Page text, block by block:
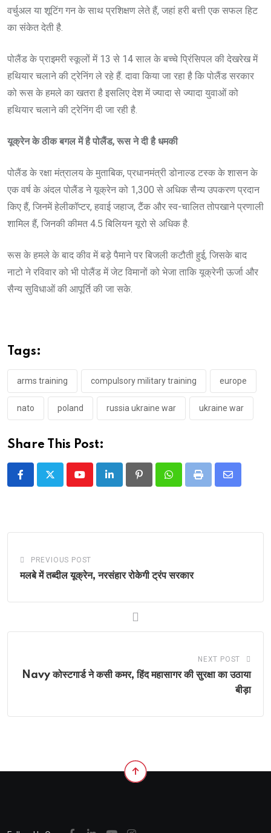
वर्चुअल या शूटिंग गन के साथ प्रशिक्षण लेते हैं, जहां हरी बत्ती एक सफल हिट
का संकेत देती है.
पोलैंड के प्राइमरी स्कूलों में 13 से 14 साल के बच्चे प्रिंसिपल की देखरेख में
हथियार चलाने की ट्रेनिंग ले रहे हैं. दावा किया जा रहा है कि पोलैंड सरकार
को रूस के हमले का खतरा है इसलिए देश में ज्यादा से ज्यादा युवाओं को
हथियार चलाने की ट्रेनिंग दी जा रही है.
यूक्रेन के ठीक बगल में है पोलैंड, रूस ने दी है धमकी
पोलैंड के रक्षा मंत्रालय के मुताबिक, प्रधानमंत्री डोनाल्ड टस्क के शासन के
एक वर्ष के अंदल पोलैंड ने यूक्रेन को 1,300 से अधिक सैन्य उपकरण प्रदान
किए हैं, जिनमें हेलीकॉप्टर, हवाई जहाज, टैंक और स्व-चालित तोपखाने प्रणाली
शामिल हैं, जिनकी कीमत 4.5 बिलियन यूरो से अधिक है.
रूस के हमले के बाद कीव में बड़े पैमाने पर बिजली कटौती हुई, जिसके बाद
नाटो ने रविवार को भी पोलैंड में जेट विमानों को भेजा ताकि यूक्रेनी ऊर्जा और
सैन्य सुविधाओं की आपूर्ति की जा सके.
Tags:
arms training compulsory military training europe
nato poland russia ukraine war ukraine war
Share This Post:
YoutubeLinkedIn PinterestWhatsappPrint
Share
PREVIOUS POST
मलबे में तब्दील यूक्रेन, नरसंहार रोकेगी ट्रंप सरकार
NEXT POST
Navy कोस्टगार्ड ने कसी कमर, हिंद महासागर की सुरक्षा का उठाया
बीड़ा